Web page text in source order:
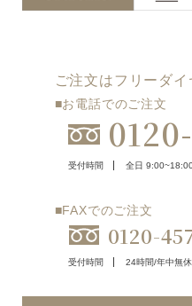
ご注文はフリーダ
■お電話でのご注文
受付時間 全日
■FAXでのご注文
0120-
受付時間 24時間/年中無休